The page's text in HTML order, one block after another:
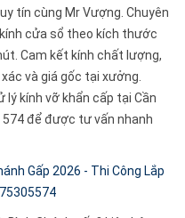
tín cùng Mr Vượng. Chuyên
cửa sổ theo kích thước
Cam kết kính chất lượng,
và giá gốc tại xưởng.
kính vỡ khẩn cấp tại Cần
574 để được tư vấn nhanh
Gấp 2026 - Thi Công Lắp